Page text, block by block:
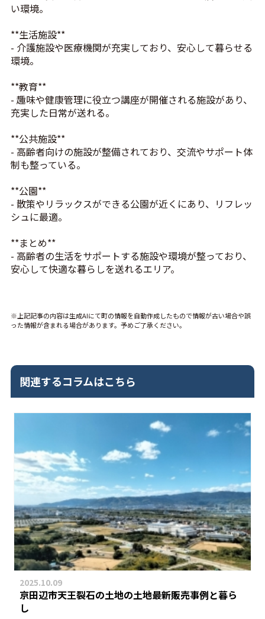
い環境。
**生活施設**
- 介護施設や医療機関が充実しており、安心して暮らせる
環境。
**教育**
- 趣味や健康管理に役立つ講座が開催される施設があり、
充実した日常が送れる。
**公共施設**
- 高齢者向けの施設が整備されており、交流やサポート体
制も整っている。
**公園**
- 散策やリラックスができる公園が近くにあり、リフレッ
シュに最適。
**まとめ**
- 高齢者の生活をサポートする施設や環境が整っており、
安心して快適な暮らしを送れるエリア。
※上記記事の内容は生成AIにて町の情報を自動作成したもので情報が古い場合や誤
った情報が含まれる場合があります。予めご了承ください。
関連するコラムはこちら
2025.10.09
京田辺市天王裂石の土地の土地最新販売事例と暮ら
し